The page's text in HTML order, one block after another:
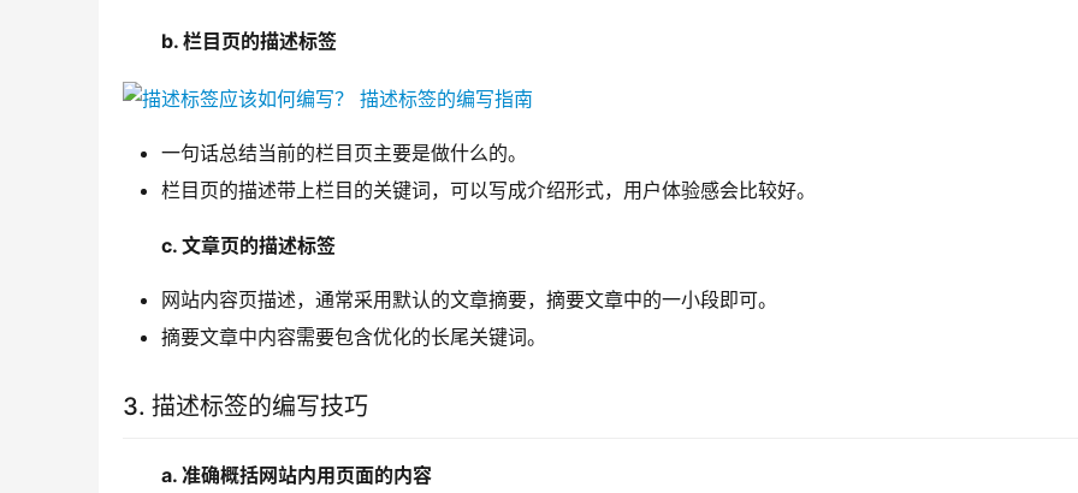
b. 栏目页的描述标签
一句话总结当前的栏目页主要是做什么的。
栏目页的描述带上栏目的关键词，可以写成介绍形式，用户体验感会比较好。
c. 文章页的描述标签
网站内容页描述，通常采用默认的文章摘要，摘要文章中的一小段即可。
摘要文章中内容需要包含优化的长尾关键词。
3. 描述标签的编写技巧
a. 准确概括网站内用页面的内容